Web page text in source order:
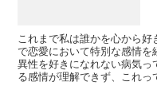
これまで私は誰かを心から
で恋愛において特別な感情を
異性を好きになれない病気
る感情が理解できず、これっ